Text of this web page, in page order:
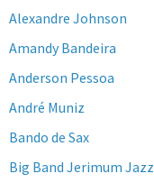
Alexandre Johnson
Amandy Bandeira
Anderson Pessoa
André Muniz
Bando de Sax
Big Band Jerimum Jazz